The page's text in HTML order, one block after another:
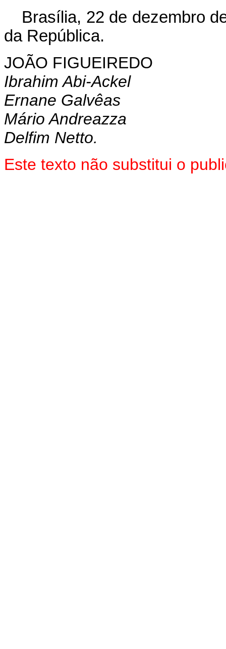
Brasília, 22 de dezembro
da República.
JOÃO FIGUEIREDO
Ibrahim Abi-Ackel
Ernane Galvêas
Mário Andreazza
Delfim Netto.
Este texto não substitui o